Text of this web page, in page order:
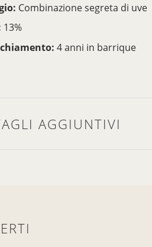
Combinazione segreta di uve
13%
4 anni in barrique
AGGIUNTIVI